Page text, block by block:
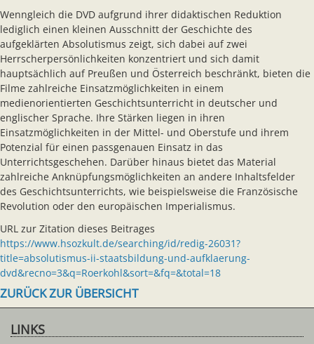
Wenngleich die DVD aufgrund ihrer didaktischen Reduktion
lediglich einen kleinen Ausschnitt der Geschichte des
aufgeklärten Absolutismus zeigt, sich dabei auf zwei
Herrscherpersönlichkeiten konzentriert und sich damit
hauptsächlich auf Preußen und Österreich beschränkt, bieten die
Filme zahlreiche Einsatzmöglichkeiten in einem
medienorientierten Geschichtsunterricht in deutscher und
englischer Sprache. Ihre Stärken liegen in ihren
Einsatzmöglichkeiten in der Mittel- und Oberstufe und ihrem
Potenzial für einen passgenauen Einsatz in das
Unterrichtsgeschehen. Darüber hinaus bietet das Material
zahlreiche Anknüpfungsmöglichkeiten an andere Inhaltsfelder
des Geschichtsunterrichts, wie beispielsweise die Französische
Revolution oder den europäischen Imperialismus.
URL zur Zitation dieses Beitrages
https://www.hsozkult.de/searching/id/redig-26031?
title=absolutismus-ii-staatsbildung-und-aufklaerung-
dvd&recno=3&q=Roerkohl&sort=&fq=&total=18
ZURÜCK ZUR ÜBERSICHT
LINKS